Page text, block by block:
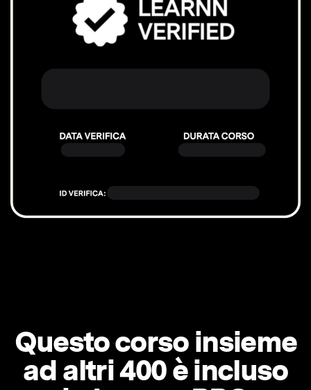
Questo corso insieme
ad altri 400 è incluso